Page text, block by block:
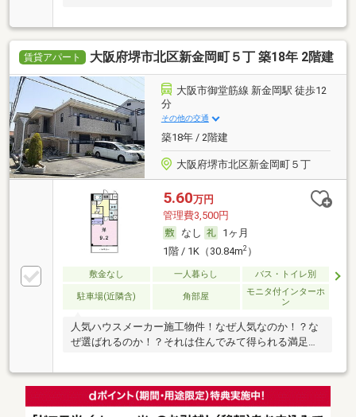
賃貸アパート 大阪府堺市北区新金岡町５丁 築18年 2階建
大阪市御堂筋線 新金岡駅 徒歩12
分
その他の交通
築18年 / 2階建
大阪府堺市北区新金岡町５丁
5.60万円
管理費3,500円
なし
1ヶ月
1階 / 1K（30.84m2）
敷金なし 一人暮らし バス・トイレ別
駐車場(近隣含) 角部屋
モニタ付インターホ
ン
人気ハウスメーカー施工物件！なぜ人気なのか！？な
ぜ選ばれるのか！？それは住んでみて得られる満足感